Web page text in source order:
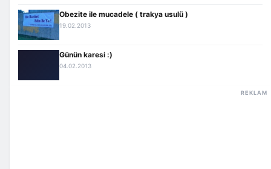
Obezite ile mucadele ( trakya usulü )
19.02.2013
Günün karesi :)
04.02.2013
REKLAM